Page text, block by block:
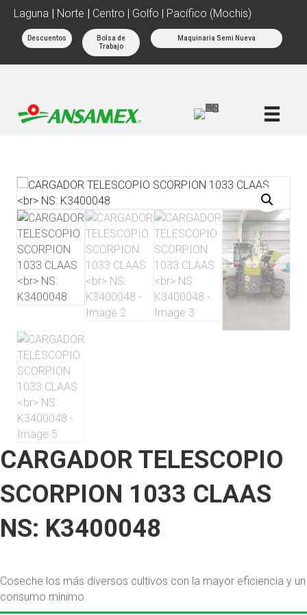
Laguna | Norte | Centro | Golfo | Pacífico (Mochis)
Descuentos
Bolsa de
Trabajo
Maquinaria Semi Nueva
CARGADOR TELESCOPIO
SCORPION 1033 CLAAS
NS: K3400048
Coseche los más diversos cultivos con la mayor eficiencia y un
consumo mínimo.